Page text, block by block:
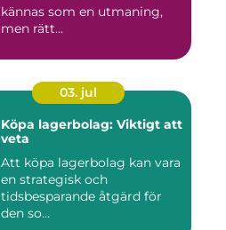
kännas som en utmaning,
men rätt...
03. jul
Köpa lagerbolag: Viktigt att
veta
Att köpa lagerbolag kan vara
en strategisk och
tidsbesparande åtgärd för
den so...